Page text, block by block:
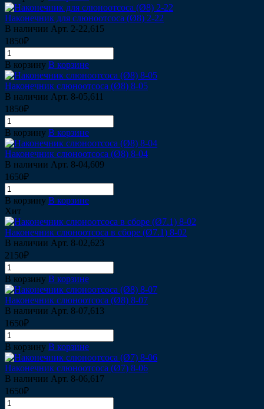
Наконечник для слюноотсоса (Ø8) 2-22
В наличии Арт. 2-22,615
1850₽
В корзину В корзине
Наконечник слюноотсоса (Ø8) 8-05
В наличии Арт. 8-05,611
1850₽
В корзину В корзине
Наконечник слюноотсоса (Ø8) 8-04
В наличии Арт. 8-04,609
1650₽
В корзину В корзине
Хит
Наконечник слюноотсоса в сборе (Ø7.1) 8-02
В наличии Арт. 8-02,623
2150₽
В корзину В корзине
Наконечник слюноотсоса (Ø8) 8-07
В наличии Арт. 8-07,613
1650₽
В корзину В корзине
Наконечник слюноотсоса (Ø7) 8-06
В наличии Арт. 8-06,617
1650₽